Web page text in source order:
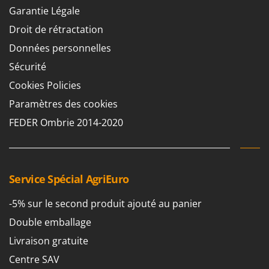
Groupes électrogènes
Gyrobroyeurs à lame pour tracteur
H
Haches - Cognées et Hachettes
Hachoirs à viande
L
Lames à neige
Lave-vitres
Lieuses électriques pour vignes
M
Machines à pâtes
E
EcoFlow
Edilmark
Effeuno
Einhell
Elegen
Energy Gruppi
EuroMech
Eurosystems
F
FAC
Fama Industrie
Famag
Garantie Légale
Droit de rétractation
Données personnelles
Sécurité
Cookies Policies
Paramètres des cookies
FEDER Ombrie 2014-2020
Service Spécial AgriEuro
-5% sur le second produit ajouté au panier
Double emballage
Livraison gratuite
Centre SAV